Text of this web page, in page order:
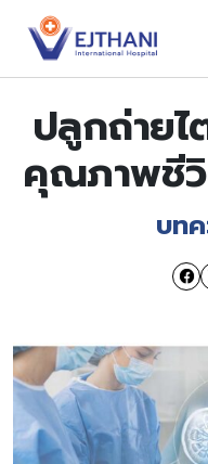
Skip to content
ปลูกถ่าย
คุณภาพชี
บท